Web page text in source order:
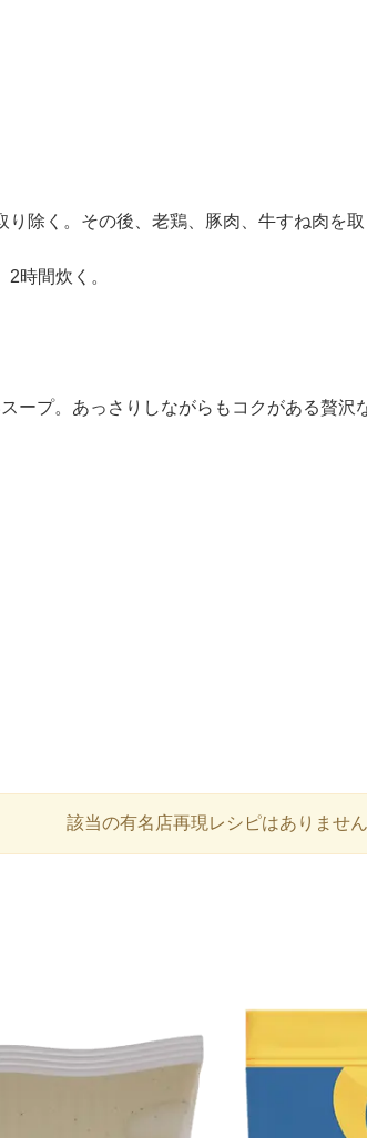
除く。その後、老鶏、豚肉、牛すね肉を
時間炊く。
ープ。あっさりしながらもコクがある贅
該当の有名店再現レシピはありません